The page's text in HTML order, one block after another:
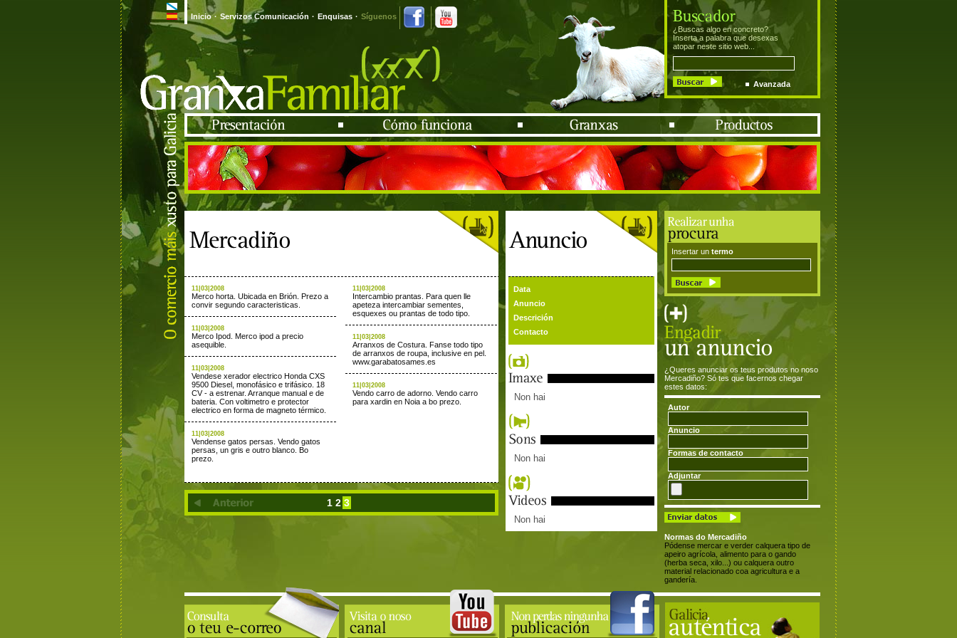
¿Buscas algo en concreto?
Inserta a palabra que desexas
atopar neste sitio web...
Avanzada
Inicio · Servizos Comunicación · Enquisas · Síguenos
Insertar un termo
¿Queres anunciar os teus produtos no noso
Mercadiño? Só tes que facernos chegar
estes datos:
Autor
Anuncio
Formas de contacto
Adjuntar
Normas do Mercadiño
Pódense mercar e verder calquera tipo de
apeiro agrícola, alimento para o gando
(herba seca, xilo...) ou calquera outro
material relacionado coa agricultura e a
gandería.
11|03|2008
Intercambio prantas. Para quen lle
apeteza intercambiar sementes,
esquexes ou prantas de todo tipo.
11|03|2008
Arranxos de Costura. Fanse todo tipo
de arranxos de roupa, inclusive en pel.
www.garabatosames.es
11|03|2008
Vendo carro de adorno. Vendo carro
para xardin en Noia a bo prezo.
11|03|2008
Merco horta. Ubicada en Brión. Prezo a
convir segundo caracteristicas.
11|03|2008
Merco Ipod. Merco ipod a precio
asequible.
11|03|2008
Vendese xerador electrico Honda CXS
9500 Diesel, monofásico e trifásico. 18
CV - a estrenar. Arranque manual e de
bateria. Con voltimetro e protector
electrico en forma de magneto térmico.
11|03|2008
Vendense gatos persas. Vendo gatos
persas, un gris e outro blanco. Bo
prezo.
1 2 3
Data
Anuncio
Descrición
Contacto
Non hai
Non hai
Non hai